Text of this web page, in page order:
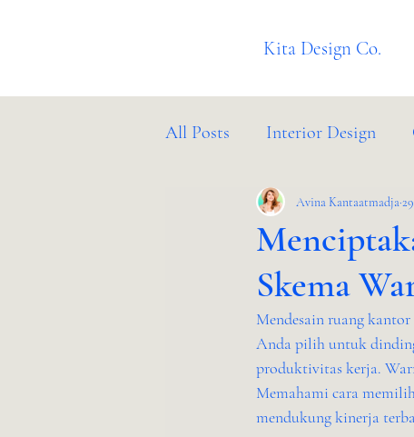
Kita Design Co.
All Posts Interior Design
Client Success Stories
Skema
Avina Kantaatmadja
Mendesain ruang
Anda pilih untuk
produktivitas kerja.
Memahami cara
mendukung kinerja